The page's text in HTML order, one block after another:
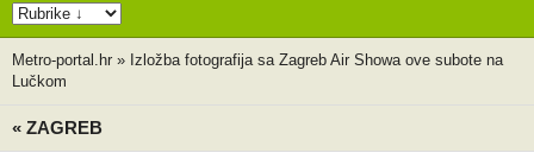
Metro-portal.hr » Izložba fotografija sa Zagreb Air Showa ove subote na
Lučkom
« ZAGREB